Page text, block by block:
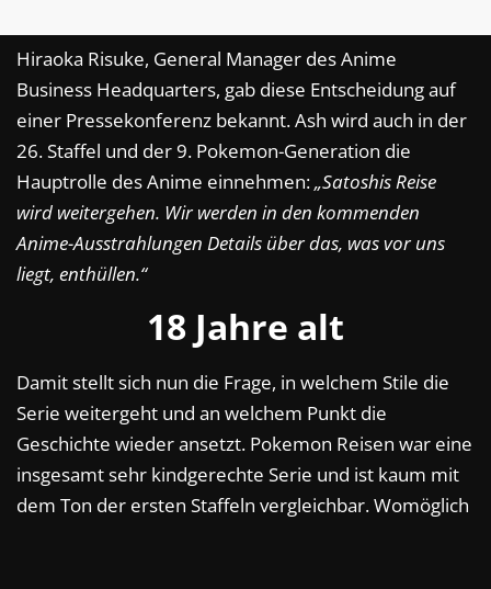
Hiraoka Risuke, General Manager des Anime
Business Headquarters, gab diese Entscheidung auf
einer Pressekonferenz bekannt. Ash wird auch in der
26. Staffel und der 9. Pokemon-Generation die
Hauptrolle des Anime einnehmen:„Satoshis Reise
wird weitergehen. Wir werden in den kommenden
Anime-Ausstrahlungen Details über das, was vor uns
liegt, enthüllen.“
18 Jahre alt
Damit stellt sich nun die Frage, in welchem Stile die
Serie weitergeht und an welchem Punkt die
Geschichte wieder ansetzt. Pokemon Reisen war eine
insgesamt sehr kindgerechte Serie und ist kaum mit
dem Ton der ersten Staffeln vergleichbar. Womöglich